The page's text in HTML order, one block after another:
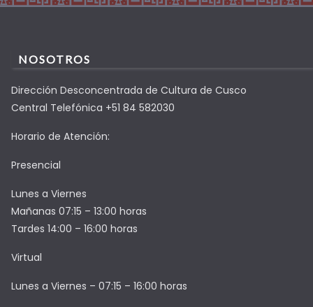
NOSOTROS
Dirección Desconcentrada de Cultura de Cusco
Central Telefónica +51 84 582030
Horario de Atención:
Presencial
Lunes a Viernes
Mañanas 07:15 – 13:00 horas
Tardes 14:00 – 16:00 horas
Virtual
Lunes a Viernes – 07:15 – 16:00 horas